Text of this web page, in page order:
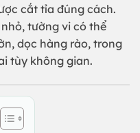
cắt tỉa đúng cách.
tường vi có thể
dọc hàng rào, trong
tùy không gian.